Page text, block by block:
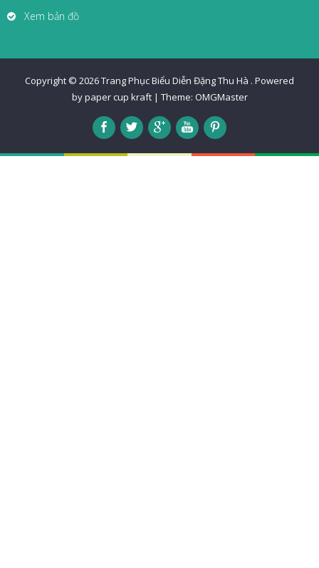
Xem bản đồ
Copyright © 2026Trang Phục Biểu Diễn Đặng Thu Hà . Powered
by paper cup kraft | Theme: OMGMaster